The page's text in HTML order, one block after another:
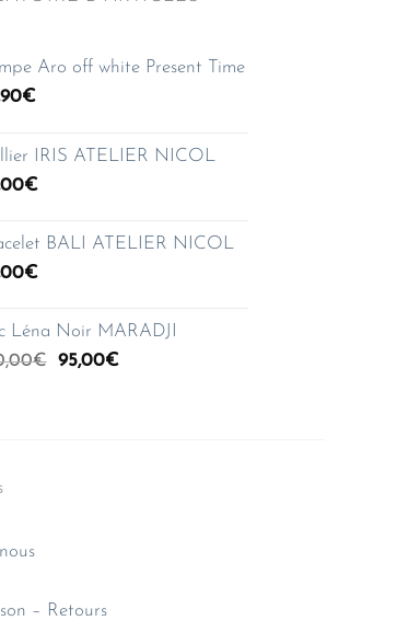
Aro off white Present Time
€
IRIS ATELIER NICOL
€
BALI ATELIER NICOL
€
Léna Noir MARADJI
€
Le
95,00€Le
– Retours